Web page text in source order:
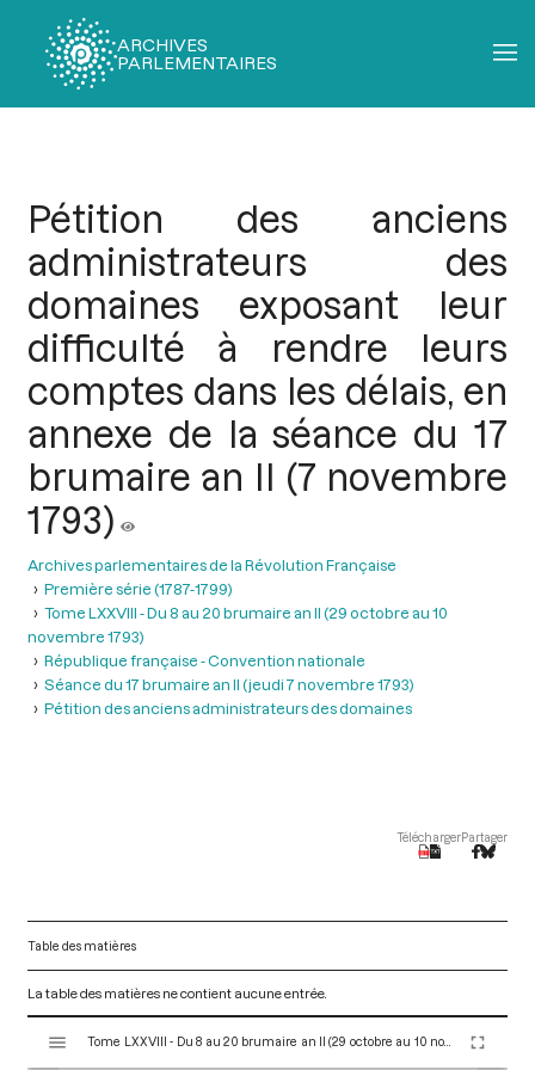
ARCHIVES
PARLEMENTAIRES
Pétition des anciens
administrateurs des
domaines exposant leur
difficulté à rendre leurs
comptes dans les délais, en
annexe de la séance du 17
brumaire an II (7 novembre
1793)
Archives parlementaires de la Révolution Française
Première série (1787-1799)
Tome LXXVIII - Du 8 au 20 brumaire an II (29 octobre au 10
novembre 1793)
République française - Convention nationale
Séance du 17 brumaire an II (jeudi 7 novembre 1793)
Pétition des anciens administrateurs des domaines
TéléchargerPartager
Table des matières
La table des matières ne contient aucune entrée.